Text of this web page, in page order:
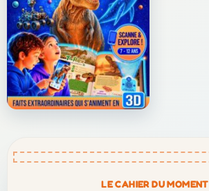
LE CAHIER DU MOMENT